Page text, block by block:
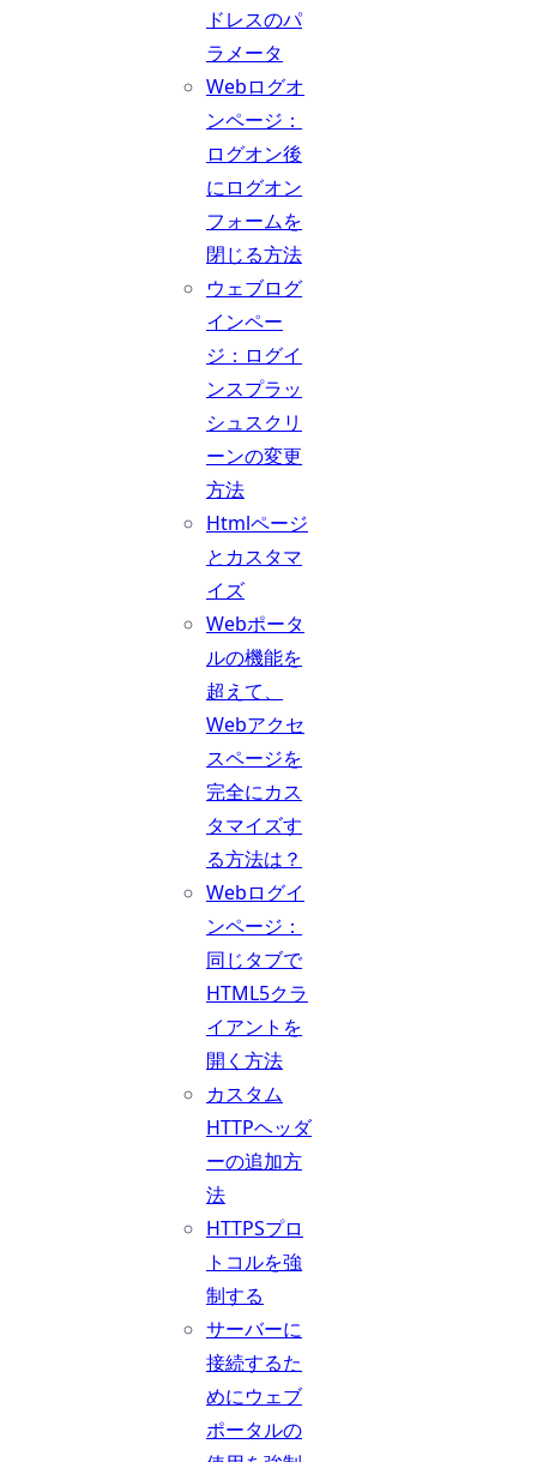
ドレスのパ
ラメータ
Webログオ
ンページ：
ログオン後
にログオン
フォームを
閉じる方法
ウェブログ
インペー
ジ：ログイ
ンスプラッ
シュスクリ
ーンの変更
方法
Htmlページ
とカスタマ
イズ
Webポータ
ルの機能を
超えて、
Webアクセ
スページを
完全にカス
タマイズす
る方法は？
Webログイ
ンページ：
同じタブで
HTML5クラ
イアントを
開く方法
カスタム
HTTPヘッダ
ーの追加方
法
HTTPSプロ
トコルを強
制する
サーバーに
接続するた
めにウェブ
ポータルの